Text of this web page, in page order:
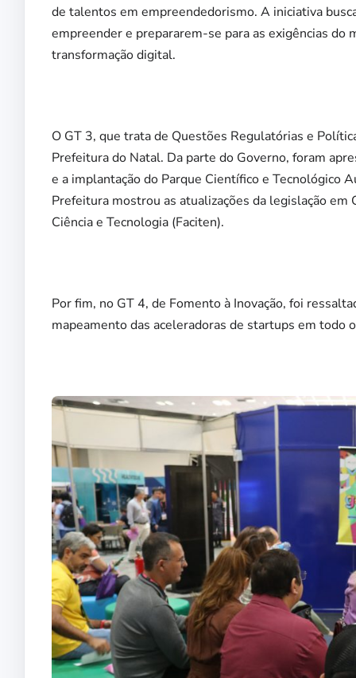
de talentos em empreendedorismo. A iniciativa
empreender e prepararem-se para as exigências do
transformação digital.
O GT 3, que trata de Questões Regulatórias e
Prefeitura do Natal. Da parte do Governo, foram
e a implantação do Parque Científico e Tecnológico
Prefeitura mostrou as atualizações da legislação em
Ciência e Tecnologia (Faciten).
Por fim, no GT 4, de Fomento à Inovação, foi
mapeamento das aceleradoras de startups em todo